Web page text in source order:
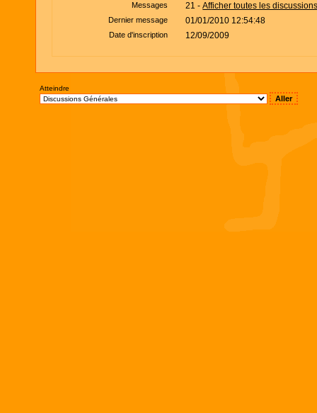
Messages 21 -Afficher toutes les
Dernier message 01/01/2010 12:54:48
Date d'inscription 12/09/2009
Atteindre